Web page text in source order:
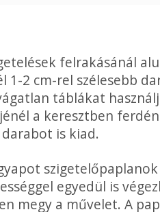
felrakásánál
1-2 cm-rel szélesebb
táblákat
a keresztben
is kiad.
egyedül is
megy a művelet. A